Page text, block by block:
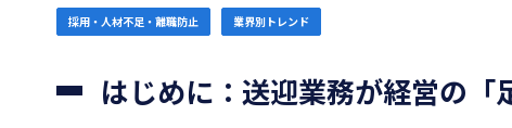
採用・人材不足・離職防止 業界別トレンド
はじめに：送迎業務が経営の「